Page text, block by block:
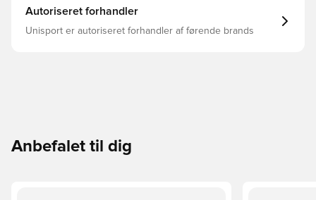
Autoriseret forhandler
Unisport er autoriseret forhandler af førende brands
Anbefalet til dig